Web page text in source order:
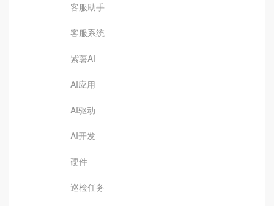
客服助手
客服系统
紫薯AI
AI应用
AI驱动
AI开发
硬件
巡检任务